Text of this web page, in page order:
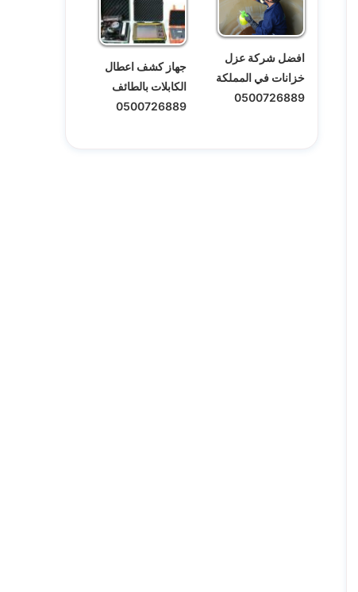
افضل شركة عزل
خزانات في المملكة
0500726889
جهاز كشف اعطال
الكابلات بالطائف
0500726889